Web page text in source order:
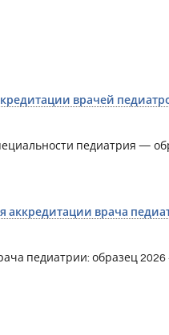
врачей
педиатрия —
аккредитации врача
педиатрии: образец 2026